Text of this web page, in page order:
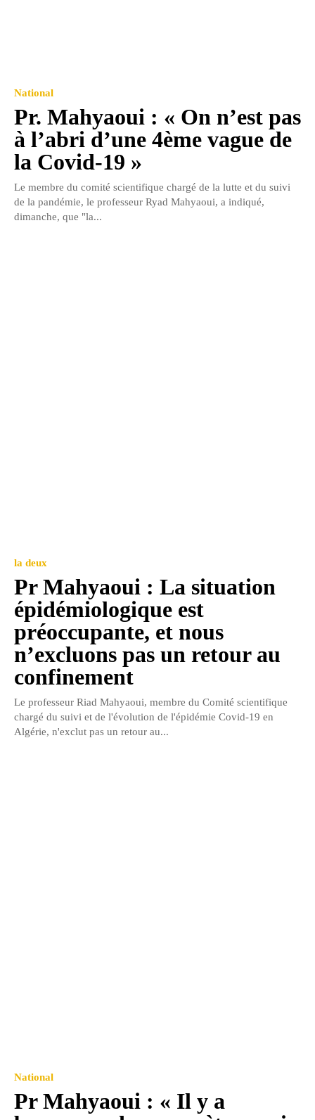
National
Pr. Mahyaoui : « On n’est pas
à l’abri d’une 4ème vague de
la Covid-19 »
Le membre du comité scientifique chargé de la lutte et du suivi
de la pandémie, le professeur Ryad Mahyaoui, a indiqué,
dimanche, que "la...
la deux
Pr Mahyaoui : La situation
épidémiologique est
préoccupante, et nous
n’excluons pas un retour au
confinement
Le professeur Riad Mahyaoui, membre du Comité scientifique
chargé du suivi et de l'évolution de l'épidémie Covid-19 en
Algérie, n'exclut pas un retour au...
National
Pr Mahyaoui : « Il y a